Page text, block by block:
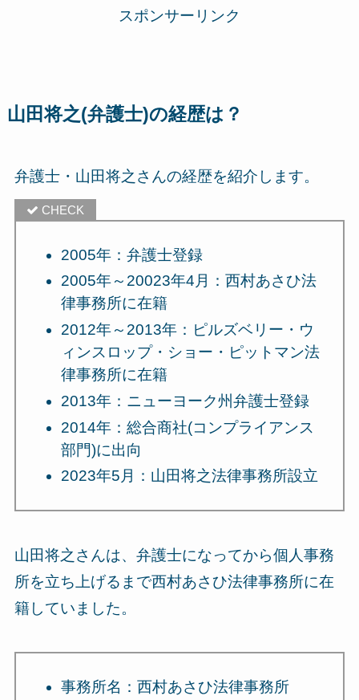
スポンサーリンク
山田将之(弁護士)の経歴は？
弁護士・山田将之さんの経歴を紹介します。
2005年：弁護士登録
2005年～20023年4月：西村あさひ法
律事務所に在籍
2012年～2013年：ピルズベリー・ウ
ィンスロップ・ショー・ピットマン法
律事務所に在籍
2013年：ニューヨーク州弁護士登録
2014年：総合商社(コンプライアンス
部門)に出向
2023年5月：山田将之法律事務所設立
山田将之さんは、弁護士になってから個人事務
所を立ち上げるまで西村あさひ法律事務所に在
籍していました。
事務所名：西村あさひ法律事務所